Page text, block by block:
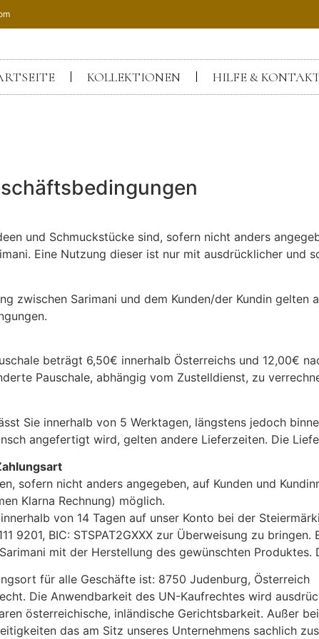
KOLLEKTIONEN HILFE &
und Schmuckstücke sind, sofern nicht anders
Eine Nutzung dieser ist nur mit ausdrücklicher und
zwischen Sarimani und dem Kunden/der Kundin
beträgt 6,50€ innerhalb Österreichs und 12,00€
Pauschale, abhängig vom Zustelldienst, zu
Sie innerhalb von 5 Werktagen, längstens jedoch
angefertigt wird, gelten andere Lieferzeiten. Die
sofern nicht anders angegeben, auf Kunden und
Klarna Rechnung) möglich.
von 14 Tagen auf unser Konto bei der
9201, BIC: STSPAT2GXXX zur Überweisung zu
mit der Herstellung des gewünschten
für alle Geschäfte ist: 8750 Judenburg, Österreich
Die Anwendbarkeit des UN-Kaufrechtes wird
österreichische, inländische Gerichtsbarkeit. Außer
das am Sitz unseres Unternehmens sachlich